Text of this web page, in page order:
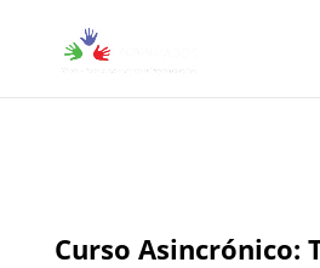
Curso Asincrónico: